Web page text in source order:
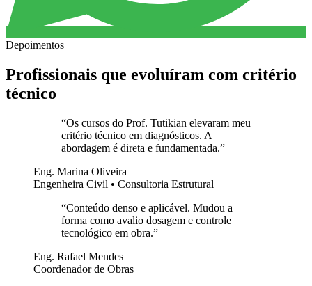
Depoimentos
Profissionais que evoluíram com critério
técnico
“Os cursos do Prof. Tutikian elevaram meu
critério técnico em diagnósticos. A
abordagem é direta e fundamentada.”
Eng. Marina Oliveira
Engenheira Civil • Consultoria Estrutural
“Conteúdo denso e aplicável. Mudou a
forma como avalio dosagem e controle
tecnológico em obra.”
Eng. Rafael Mendes
Coordenador de Obras